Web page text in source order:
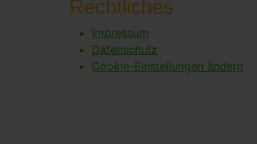
Rechtliches
Impressum
Datenschutz
Cookie-Einstellungen ändern